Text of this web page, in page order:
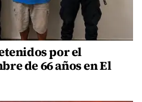
por el
de 66 años en El